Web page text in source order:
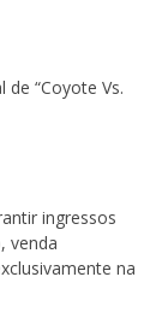
de “Coyote Vs.
ingressos
venda
na